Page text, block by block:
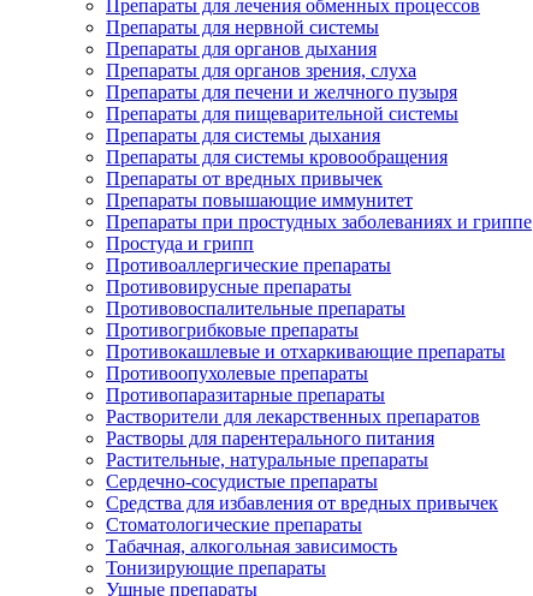
Препараты для лечения обменных процессов
Препараты для нервной системы
Препараты для органов дыхания
Препараты для органов зрения, слуха
Препараты для печени и желчного пузыря
Препараты для пищеварительной системы
Препараты для системы дыхания
Препараты для системы кровообращения
Препараты от вредных привычек
Препараты повышающие иммунитет
Препараты при простудных заболеваниях и гриппе
Простуда и грипп
Противоаллергические препараты
Противовирусные препараты
Противовоспалительные препараты
Противогрибковые препараты
Противокашлевые и отхаркивающие препараты
Противоопухолевые препараты
Противопаразитарные препараты
Растворители для лекарственных препаратов
Растворы для парентерального питания
Растительные, натуральные препараты
Сердечно-сосудистые препараты
Средства для избавления от вредных привычек
Стоматологические препараты
Табачная, алкогольная зависимость
Тонизирующие препараты
Ушные препараты